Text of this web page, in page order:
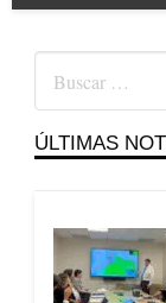
ÚLTIMAS